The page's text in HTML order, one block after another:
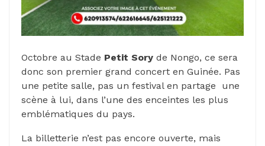
Octobre au Stade Petit Sory de Nongo, ce sera
donc son premier grand concert en Guinée. Pas
une petite salle, pas un festival en partage une
scène à lui, dans l’une des enceintes les plus
emblématiques du pays.
La billetterie n’est pas encore ouverte, mais